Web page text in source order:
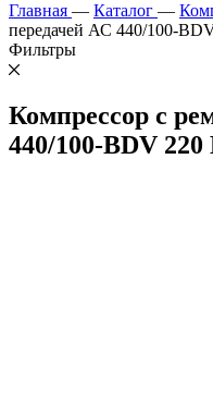
Главная — Каталог —
передачей АС 440/100-
Фильтры
Компрессор с
440/100-BDV 220